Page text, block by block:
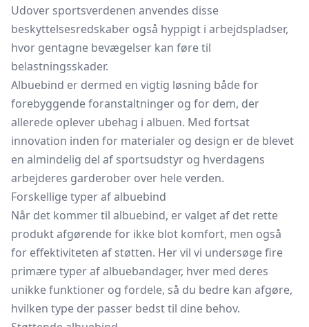
Udover sportsverdenen anvendes disse
beskyttelsesredskaber også hyppigt i arbejdspladser,
hvor gentagne bevægelser kan føre til
belastningsskader.
Albuebind er dermed en vigtig løsning både for
forebyggende foranstaltninger og for dem, der
allerede oplever ubehag i albuen. Med fortsat
innovation inden for materialer og design er de blevet
en almindelig del af sportsudstyr og hverdagens
arbejderes garderober over hele verden.
Forskellige typer af albuebind
Når det kommer til albuebind, er valget af det rette
produkt afgørende for ikke blot komfort, men også
for effektiviteten af støtten. Her vil vi undersøge fire
primære typer af albuebandager, hver med deres
unikke funktioner og fordele, så du bedre kan afgøre,
hvilken type der passer bedst til dine behov.